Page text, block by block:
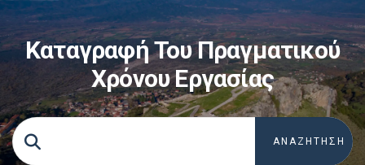
Καταγραφή Του Πραγματικού
Χρόνου Εργασίας